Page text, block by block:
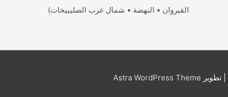
القيروان • النهضة • شمال غرب الصليبيخات)
| تطوير Astra WordPress Theme